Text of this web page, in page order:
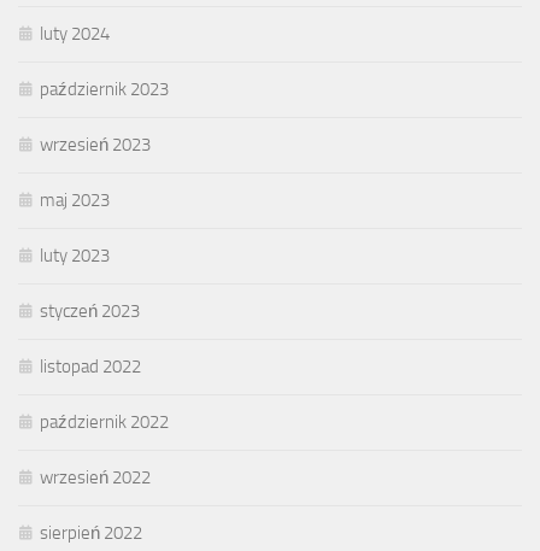
luty 2024
październik 2023
wrzesień 2023
maj 2023
luty 2023
styczeń 2023
listopad 2022
październik 2022
wrzesień 2022
sierpień 2022